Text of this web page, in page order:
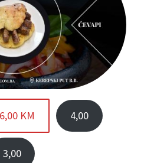
6,00 KM 4,00
3,00